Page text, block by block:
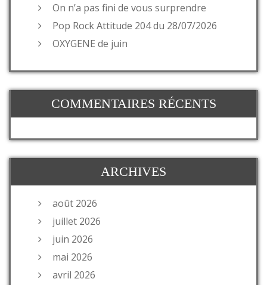
On n’a pas fini de vous surprendre
Pop Rock Attitude 204 du 28/07/2026
OXYGENE de juin
COMMENTAIRES RÉCENTS
ARCHIVES
août 2026
juillet 2026
juin 2026
mai 2026
avril 2026